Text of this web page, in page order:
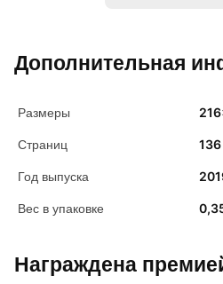
Дополнительная
Размеры
Страниц 136
Год выпуска
Вес в упаковке
Награждена